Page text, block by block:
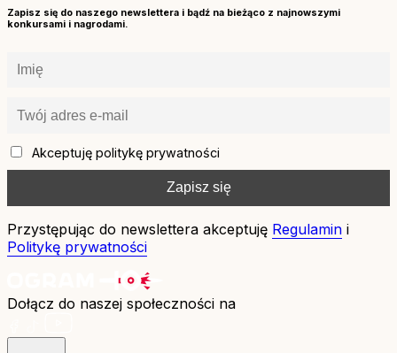
Zapisz się do naszego newslettera i bądź na bieżąco z najnowszymi
konkursami i nagrodami.
Akceptuję politykę prywatności
Przystępując do newslettera akceptuję Regulamin i
Politykę prywatności
Dołącz do naszej społeczności na